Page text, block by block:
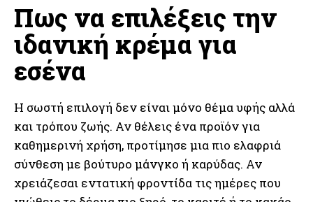
Πως να επιλέξεις την
ιδανική κρέμα για
εσένα
Η σωστή επιλογή δεν είναι μόνο θέμα υφής αλλά
και τρόπου ζωής. Αν θέλεις ένα προϊόν για
καθημερινή χρήση, προτίμησε μια πιο ελαφριά
σύνθεση με βούτυρο μάνγκο ή καρύδας. Αν
χρειάζεσαι εντατική φροντίδα τις ημέρες που